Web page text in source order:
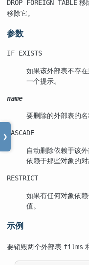
❯
DROP FOREIGN TABLE 移
移除它。
参数
IF EXISTS
如果该外部表不存
一个提示。
name
要删除的外部表的名
CASCADE
自动删除依赖于该
依赖于那些对象的
RESTRICT
如果有任何对象依
值。
示例
要销毁两个外部表 films